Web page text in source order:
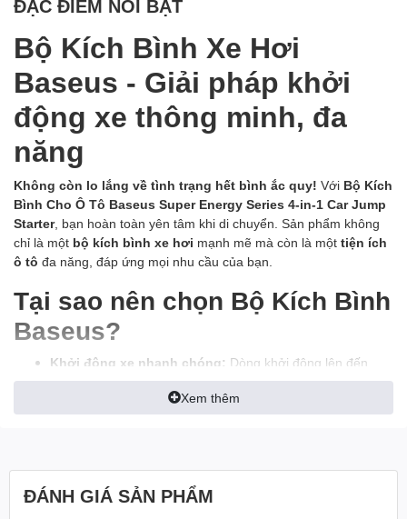
ĐẶC ĐIỂM NỔI BẬT
Bộ Kích Bình Xe Hơi
Baseus - Giải pháp khởi
động xe thông minh, đa
năng
Không còn lo lắng về tình trạng hết bình ắc quy! Với Bộ Kích
Bình Cho Ô Tô Baseus Super Energy Series 4-in-1 Car Jump
Starter, bạn hoàn toàn yên tâm khi di chuyển. Sản phẩm không
chỉ là một bộ kích bình xe hơi mạnh mẽ mà còn là một tiện ích
ô tô đa năng, đáp ứng mọi nhu cầu của bạn.
Tại sao nên chọn Bộ Kích Bình
Baseus?
Khởi động xe nhanh chóng: Dòng khởi động lên đến
1200A giúp bạn khởi động xe chỉ trong vài giây.
Ngoài chức năng khởi động xe, sản phẩm
còn có thể sạc điện thoại, máy tính bảng và các thiết bị
An toàn:Được trang bị nhiều tính năng bảo vệ như ngắn
Xem thêm
ĐÁNH GIÁ SẢN PHẨM